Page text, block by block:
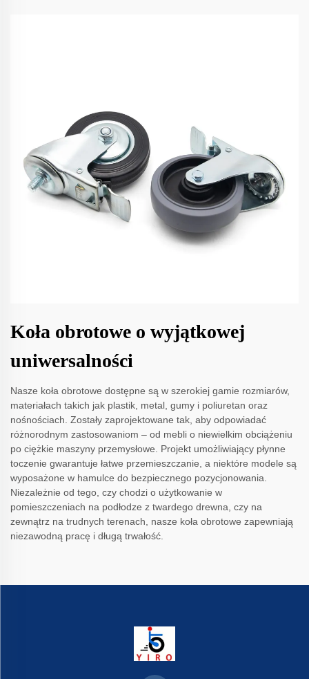
Koła obrotowe o wyjątkowej
uniwersalności
Nasze koła obrotowe dostępne są w szerokiej gamie rozmiarów,
materiałach takich jak plastik, metal, gumy i poliuretan oraz
nośnościach. Zostały zaprojektowane tak, aby odpowiadać
różnorodnym zastosowaniom – od mebli o niewielkim obciążeniu
po ciężkie maszyny przemysłowe. Projekt umożliwiający płynne
toczenie gwarantuje łatwe przemieszczanie, a niektóre modele są
wyposażone w hamulce do bezpiecznego pozycjonowania.
Niezależnie od tego, czy chodzi o użytkowanie w
pomieszczeniach na podłodze z twardego drewna, czy na
zewnątrz na trudnych terenach, nasze koła obrotowe zapewniają
niezawodną pracę i długą trwałość.